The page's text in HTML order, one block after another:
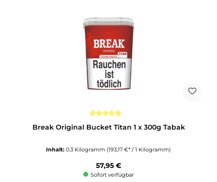
Break Original Bucket Titan 1 x 300g Tabak
Inhalt: 0.3 Kilogramm (193,17 €* / 1 Kilogramm)
Regulärer Preis:
57,95 €
Sofort verfügbar